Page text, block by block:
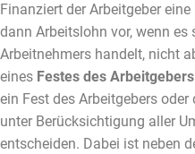
Finanziert der Arbeitgeber
dann Arbeitslohn vor, wenn es
Arbeitnehmers handelt, nicht
eines Festes des Arbeitgebers
ein Fest des Arbeitgebers
unter Berücksichtigung aller
entscheiden. Dabei ist neben